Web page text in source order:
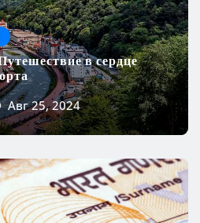
в сердце
Авг 25, 2024